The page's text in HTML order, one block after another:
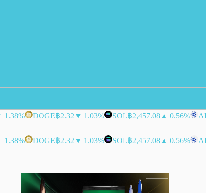
1.38% DOGE฿2.32 ▼ 1.03% SOL฿2,457.08 ▲ 0.56%
1.38% DOGE฿2.32 ▼ 1.03% SOL฿2,457.08 ▲ 0.56%